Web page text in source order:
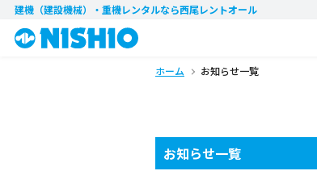
建機（建設機械）・重機レンタルなら西尾レントオール
ホーム お知らせ一覧
お知らせ一覧